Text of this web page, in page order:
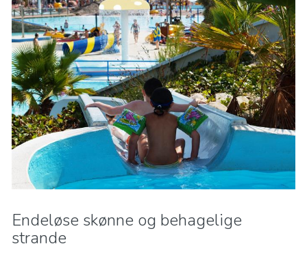
Endeløse skønne og behagelige
strande